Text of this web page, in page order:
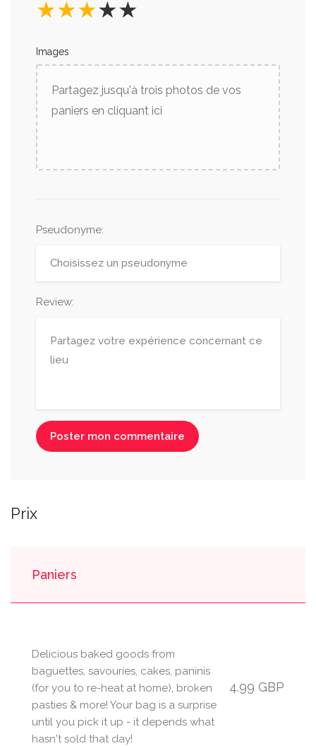
★
★
★
★
★
Images
Partagez jusqu'à trois photos de vos
paniers en cliquant ici
Pseudonyme:
Review:
Poster mon commentaire
Prix
Paniers
Delicious baked goods from
baguettes, savouries, cakes, paninis
(for you to re-heat at home), broken
pasties & more! Your bag is a surprise
until you pick it up - it depends what
hasn't sold that day!
4.99 GBP